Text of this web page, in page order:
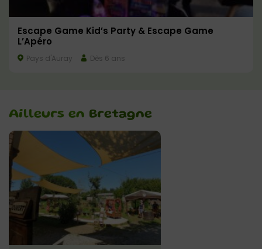
Escape Game Kid’s Party & Escape Game
L’Apéro
Pays d'Auray Dès 6 ans
Ailleurs en Bretagne